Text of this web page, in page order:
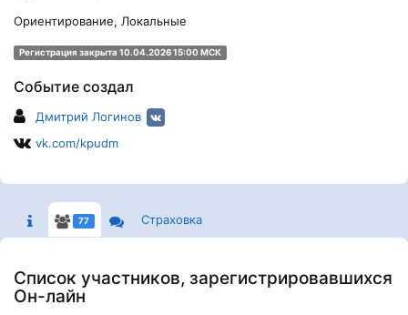
Ориентирование, Локальные
Регистрация закрыта 10.04.2026 15:00 МСК
Событие создал
Дмитрий Логинов
vk.com/kpudm
77 Страховка
Список участников, зарегистрировавшихся
Он-лайн